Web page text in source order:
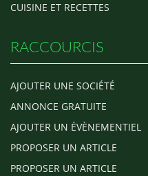
CUISINE ET RECETTES
RACCOURCIS
AJOUTER UNE SOCIÉTÉ
ANNONCE GRATUITE
AJOUTER UN ÉVÈNEMENTIEL
PROPOSER UN ARTICLE
PROPOSER UN ARTICLE